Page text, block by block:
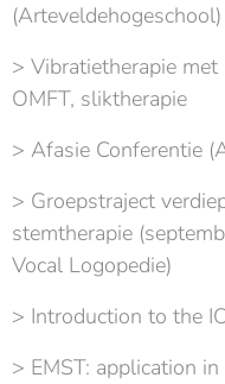
(Arteveldehogeschool)
> Vibratietherapie
OMFT, sliktherapie
> Afasie Conferentie
> Groepstraject
stemtherapie
Vocal Logopedie)
> Introduction to the
> EMST: application